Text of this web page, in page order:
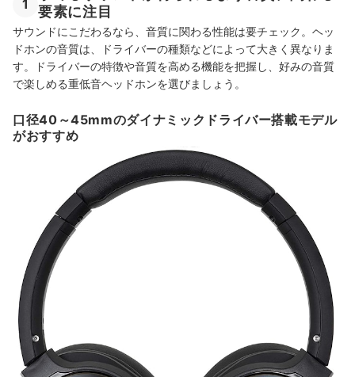
1
要素に注目
サウンドにこだわるなら、音質に関わる性能は要チェック。ヘッ
ドホンの音質は、ドライバーの種類などによって大きく異なりま
す。ドライバーの特徴や音質を高める機能を把握し、好みの音質
で楽しめる重低音ヘッドホンを選びましょう。
口径40～45mmのダイナミックドライバー搭載モデル
がおすすめ